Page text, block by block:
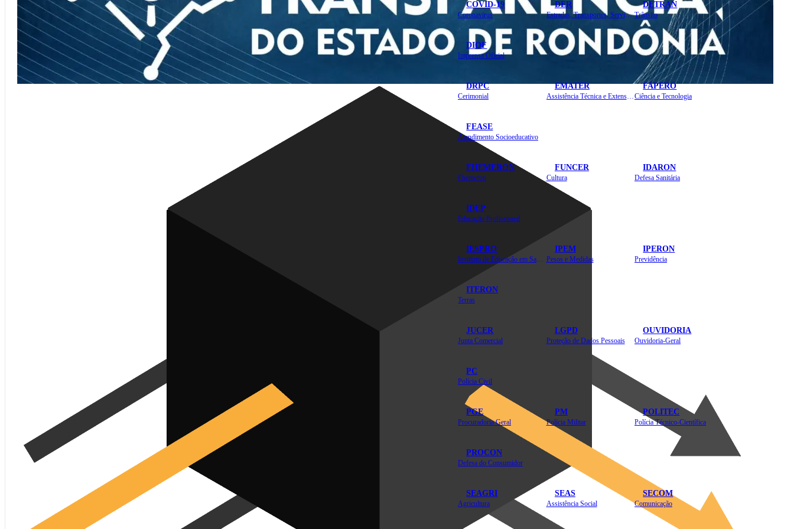
COVID-19
Coronavírus
DER
Estradas, Transportes, Serviços Públicos
DETRAN
Trânsito
DIOF
Imprensa Oficial
DRPC
Cerimonial
EMATER
Assistência Técnica e Extensão Rural
FAPERO
Ciência e Tecnologia
FEASE
Atendimento Socioeducativo
FHEMERON
Fhemeron
FUNCER
Cultura
IDARON
Defesa Sanitária
IDEP
Educação Profissional
IESPRO IPEM
Pesos e Medidas
IPERON
Previdência
ITERON
Terras
JUCER
Junta Comercial
LGPD
Proteção de Dados Pessoais
OUVIDORIA
Ouvidoria-Geral
PC
Polícia Civil
PGE
Procuradoria Geral
PM
Polícia Militar
POLITEC
Polícia Técnico-Científica
PROCON
Defesa do Consumidor
SEAGRI
Agricultura
SEAS
Assistência Social
SECOM
Comunicação